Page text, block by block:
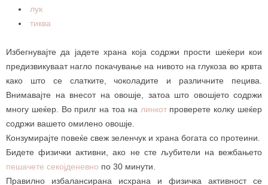
лук
тиква
Избегнувајте да јадете храна која содржи прости шеќери кои
предизвикуваат нагло покачување на нивото на глукоза во крвта
како што се слатките, чоколадите и различните пецива.
Внимавајте на внесот на овошје, затоа што овошјето содржи
многу шеќер. Во прилг на тоа на линкотпроверете колку шеќер
содржи вашето омилено овошје.
Конзумирајте повеќе свеж зеленчук и храна богата со протеини.
Бидете физички активни, ако не сте љубители на вежбањето
пешачете секојденевно по 30 минути.
Правилно избалансирана исхрана и физичка активност се